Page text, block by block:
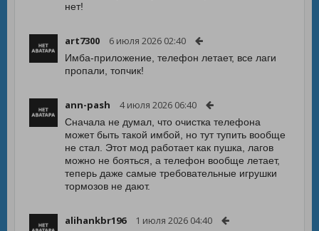
нет!
art7300 6 июля 2026 02:40
Имба-приложение, телефон летает, все лаги
пропали, топчик!
ann-pash 4 июля 2026 06:40
Сначала не думал, что очистка телефона
может быть такой имбой, но тут тупить вообще
не стал. Этот мод работает как пушка, лагов
можно не бояться, а телефон вообще летает,
теперь даже самые требовательные игрушки
тормозов не дают.
alihankbr196 1 июля 2026 04:40